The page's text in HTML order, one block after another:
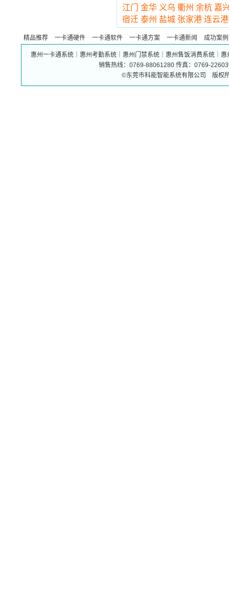
江门 金华 义乌 衢州 余杭 嘉
宿迁 泰州 盐城 张家港 连云港
精品推荐 一卡通硬件 一卡通软件 一卡通方案 一卡通新闻 成功案例
惠州一卡通系统｜惠州考勤系统｜惠州门禁系统｜惠州售饭消费系统｜
销售热线：0769-88061280 传真：0769-
©东莞市科能智能系统有限公司 版权